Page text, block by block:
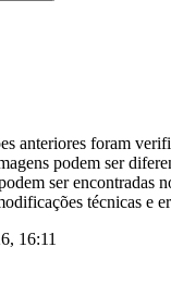
anteriores foram
podem ser
ser encontradas
técnicas e
16:11